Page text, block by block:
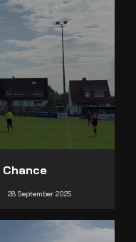
Chance
28 September 2025